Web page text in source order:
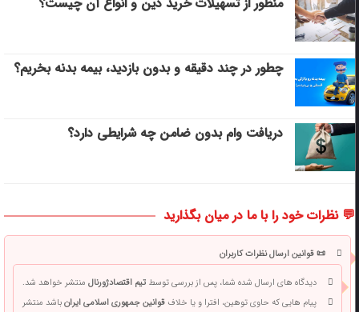
چطور در چند دقیقه و بدون بازدید، بیمه بدنه بخریم؟
دریافت وام بدون ضامن چه شرایطی دارد؟
💬 نظرات خود را با ما در میان بگذارید
📜 قوانین ارسال نظرات کاربران
دیدگاه های ارسال شده شما، پس از بررسی توسطتیم اقتصادژورنالمنتشر خواهد شد.
پیام هایی که حاوی توهین، افترا و یا خلافقوانین جمهوری اسلامی ایرانباشد منتشر